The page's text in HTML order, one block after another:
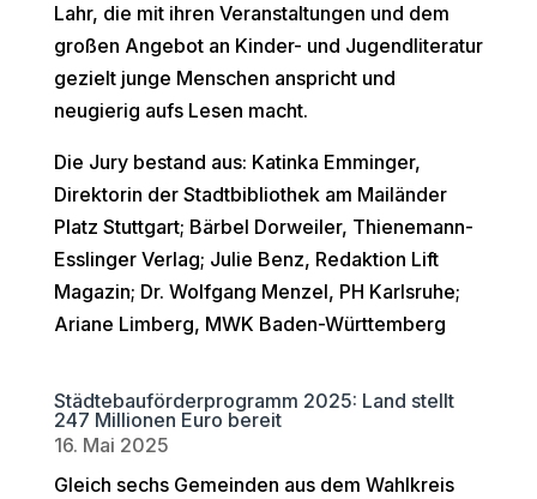
Lahr, die mit ihren Veranstaltungen und dem
großen Angebot an Kinder- und Jugendliteratur
gezielt junge Menschen anspricht und
neugierig aufs Lesen macht.
Die Jury bestand aus: Katinka Emminger,
Direktorin der Stadtbibliothek am Mailänder
Platz Stuttgart; Bärbel Dorweiler, Thienemann-
Esslinger Verlag; Julie Benz, Redaktion Lift
Magazin; Dr. Wolfgang Menzel, PH Karlsruhe;
Ariane Limberg, MWK Baden-Württemberg
Städtebauförderprogramm 2025: Land stellt
247 Millionen Euro bereit
16. Mai 2025
Gleich sechs Gemeinden aus dem Wahlkreis